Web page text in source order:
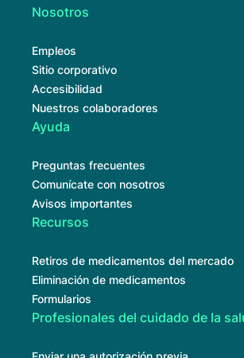
Nosotros
Empleos
Sitio corporativo
Accesibilidad
Nuestros colaboradores
Ayuda
Preguntas frecuentes
Comunícate con nosotros
Avisos importantes
Recursos
Retiros de medicamentos del mercado
Eliminación de medicamentos
Formularios
Profesionales del cuidado de la